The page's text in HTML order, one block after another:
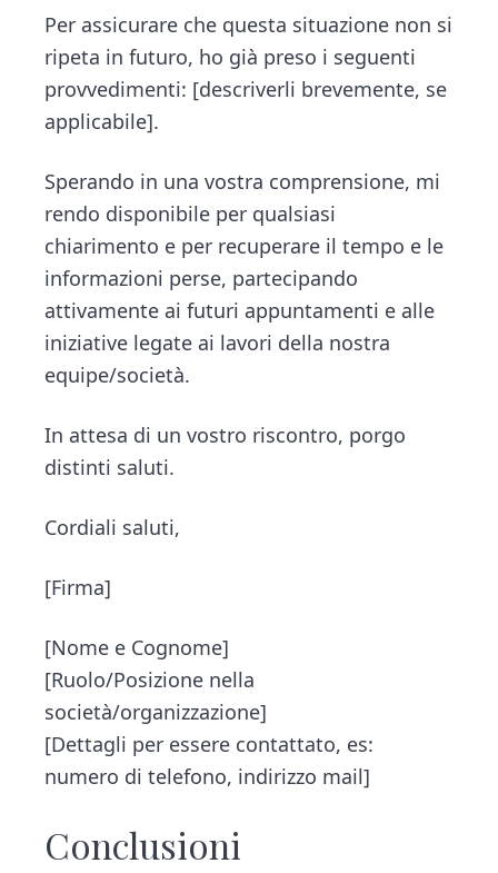
Per assicurare che questa situazione non si
ripeta in futuro, ho già preso i seguenti
provvedimenti: [descriverli brevemente, se
applicabile].
Sperando in una vostra comprensione, mi
rendo disponibile per qualsiasi
chiarimento e per recuperare il tempo e le
informazioni perse, partecipando
attivamente ai futuri appuntamenti e alle
iniziative legate ai lavori della nostra
equipe/società.
In attesa di un vostro riscontro, porgo
distinti saluti.
Cordiali saluti,
[Firma]
[Nome e Cognome]
[Ruolo/Posizione nella
società/organizzazione]
[Dettagli per essere contattato, es:
numero di telefono, indirizzo mail]
Conclusioni